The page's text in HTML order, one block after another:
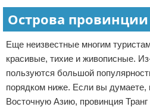
Острова провинции
Еще неизвестные многим
красивые, тихие и живописные.
пользуются большой
порядком ниже. Если вы думаете,
Восточную Азию, провинция